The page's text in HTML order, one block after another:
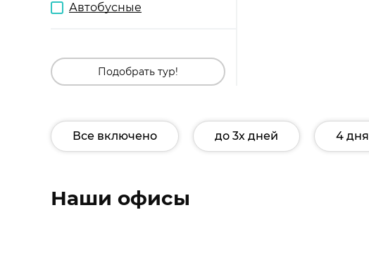
Автобусные
Подобрать тур!
Все включено до 3х дней 4 дня
Наши офисы